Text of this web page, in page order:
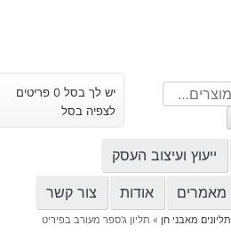
יש לך בסל 0 פריטים
לצפיה בסל
ייעוץ ועיצוב העסק
מאמרים אודות צור קשר
תליונים מאבני חן » תליון ג'ספר מעורב בפיריט